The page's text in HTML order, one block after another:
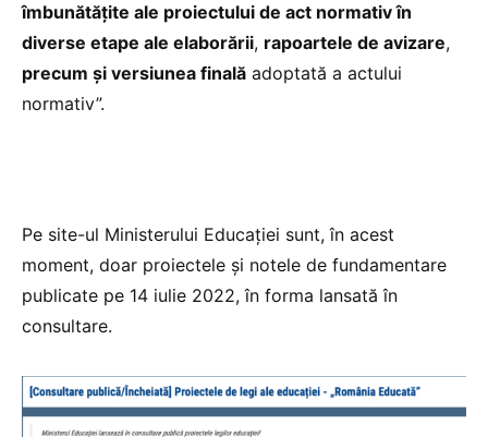
îmbunătățite ale proiectului de act normativ în
diverse etape ale elaborării, rapoartele de avizare,
precum și versiunea finală adoptată a actului
normativ”.
Pe site-ul Ministerului Educației sunt, în acest
moment, doar proiectele și notele de fundamentare
publicate pe 14 iulie 2022, în forma lansată în
consultare.